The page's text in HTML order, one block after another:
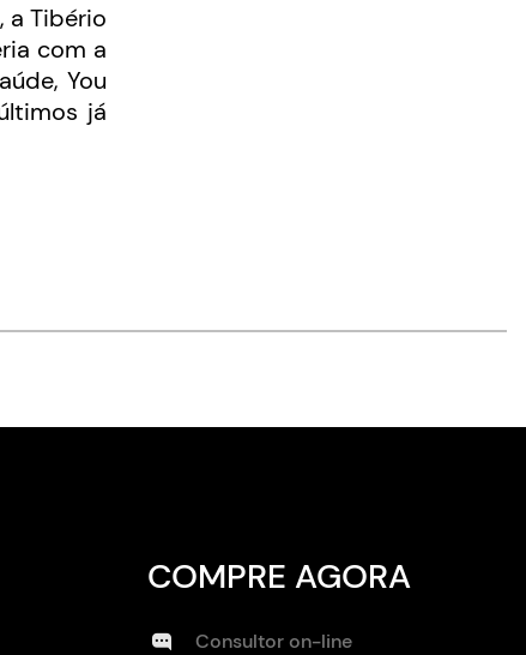
a Tibério
com a
You
já
COMPRE AGORA
Consultor on-line